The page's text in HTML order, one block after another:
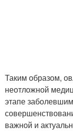
Таким образом,
неотложной
этапе
важной и